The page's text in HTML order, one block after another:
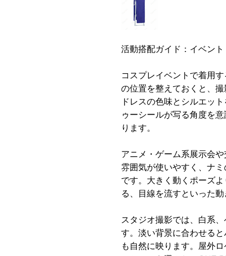
活動搭配ガイド：イベン
コスプレイベントで着用
の位置を整えておくと、
ドレスの色味とシルエッ
ゥーシールが写る角度を
ります。
アニメ・ゲーム系展示会
雰囲気が使いやすく、ナ
です。大きく動くポーズ
る、目線を流すといった
スタジオ撮影では、白系
す。淡い背景に合わせる
も自然に映ります。屋外